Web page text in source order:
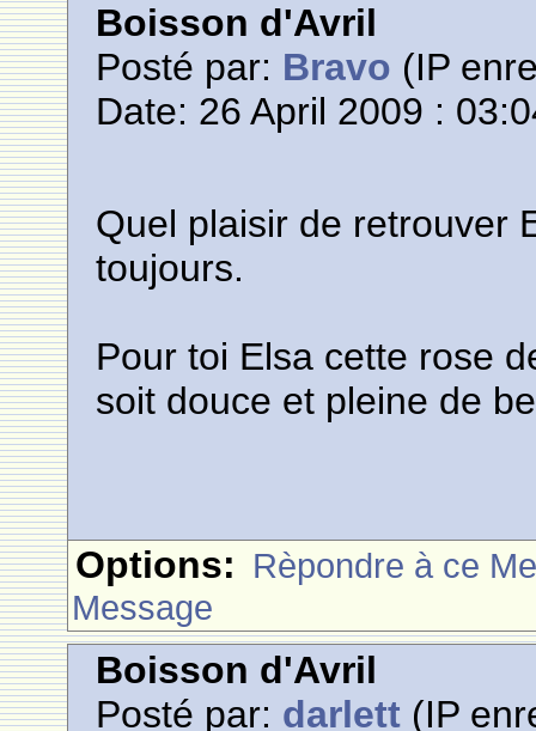
Boisson d'Avril
Posté par: Bravo (IP
Date: 26 April 2009 :
Quel plaisir de retrouver
toujours.
Pour toi Elsa cette rose
soit douce et pleine de
Options: Rèpondre à ce
Message
Boisson d'Avril
Posté par: darlett (IP